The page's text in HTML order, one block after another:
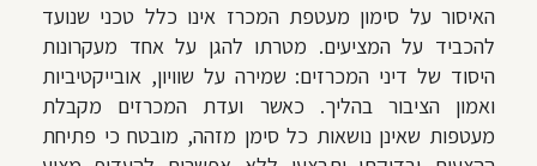
האיסור על סימון מעטפת המכרז אינו כלל טכני שנועד
להכביד על המציעים. מטרתו להגן על אחד מעקרונות
היסוד של דיני המכרזים: שמירה על שוויון, אובייקטיביות
ואמון הציבור בהליך. כאשר ועדת המכרזים מקבלת
מעטפות שאינן נושאות כל סימן מזהה, מובטח כי פתיחת